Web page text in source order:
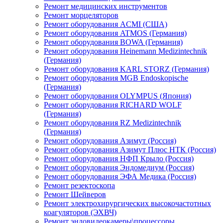
Ремонт медицинских инструментов
Ремонт морцеляторов
Ремонт оборудования ACMI (США)
Ремонт оборудования ATMOS (Германия)
Ремонт оборудования BOWA (Германия)
Ремонт оборудования Heinemann Medizintechnik
(Германия)
Ремонт оборудования KARL STORZ (Германия)
Ремонт оборудования MGB Endoskopische
(Германия)
Ремонт оборудования OLYMPUS (Япония)
Ремонт оборудования RICHARD WOLF
(Германия)
Ремонт оборудования RZ Medizintechnik
(Германия)
Ремонт оборудования Азимут (Россия)
Ремонт оборудования Азимут Плюс НТК (Россия)
Ремонт оборудования НФП Крыло (Россия)
Ремонт оборудования Эндомедиум (Россия)
Ремонт оборудования ЭФА Медика (Россия)
Ремонт резектоскопа
Ремонт Шейверов
Ремонт электрохирургических высокочастотных
коагуляторов (ЭХВЧ)
Ремонт эндовидеокамеры\процессоры